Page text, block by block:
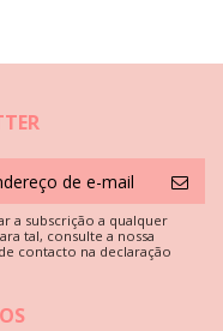
desfrutar do seu
pedras (por
a subscrição a qualquer
tal, consulte a nossa
contacto na declaração